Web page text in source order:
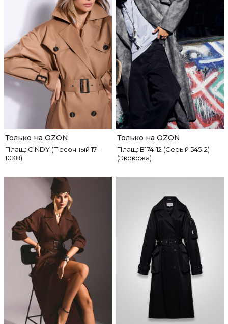
Плащ: CINDY (Песочный 17-
1038)
Только на OZON
Плащ: В174-12 (Серый 545-2)
(Экокожа)
Только на OZON